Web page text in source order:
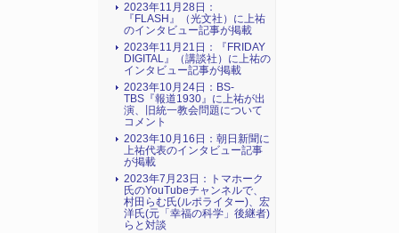
2023年11月28日：
『FLASH』（光文社）に上祐
のインタビュー記事が掲載
2023年11月21日：『FRIDAY
DIGITAL』（講談社）に上祐の
インタビュー記事が掲載
2023年10月24日：BS-
TBS『報道1930』に上祐が出
演、旧統一教会問題について
コメント
2023年10月16日：朝日新聞に
上祐代表のインタビュー記事
が掲載
2023年7月23日：トマホーク
氏のYouTubeチャンネルで、
村田らむ氏(ルポライター)、宏
洋氏(元「幸福の科学」後継者)
らと対談